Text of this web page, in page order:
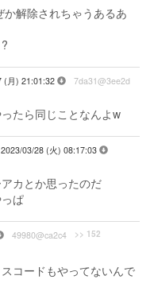
解除されちゃうあるあ
(月) 21:01:32 7da31@3ee2d
たら同じことなんよw
2023/03/28 (火) 08:17:03
カとか思ったのだ
ぱ
49980@ca2c4 >> 152
コードもやってないんで